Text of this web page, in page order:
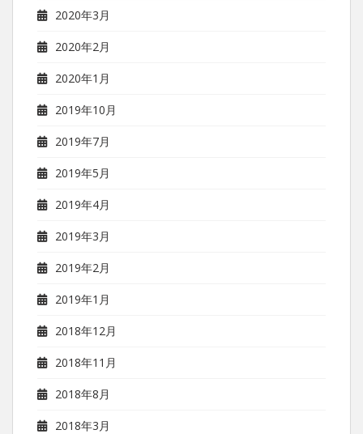
2020年3月
2020年2月
2020年1月
2019年10月
2019年7月
2019年5月
2019年4月
2019年3月
2019年2月
2019年1月
2018年12月
2018年11月
2018年8月
2018年3月